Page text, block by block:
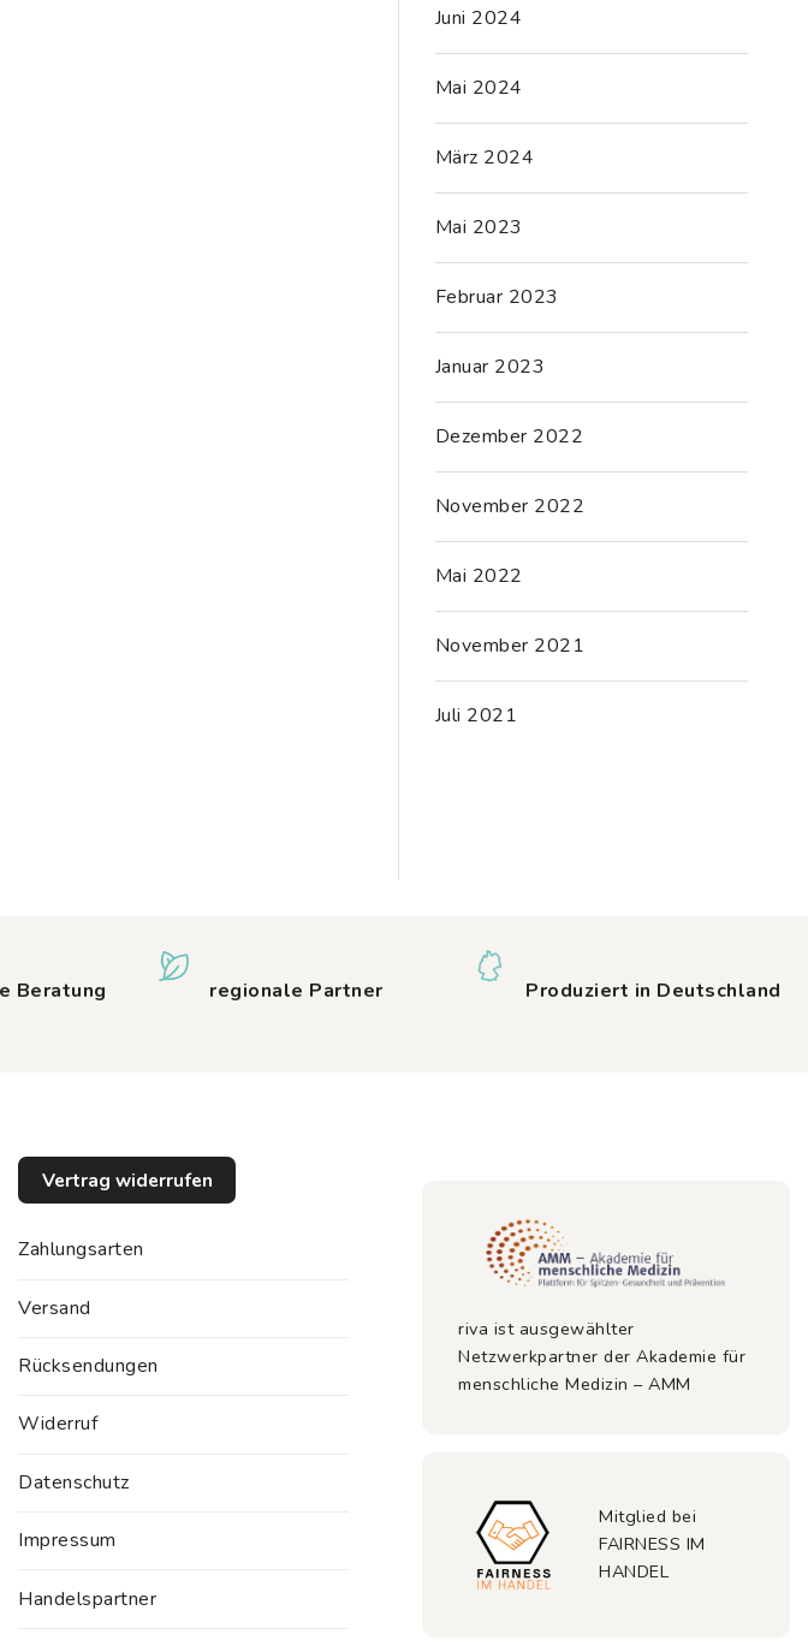
Juni 2024
Mai 2024
März 2024
Mai 2023
Februar 2023
Januar 2023
Dezember 2022
November 2022
Mai 2022
November 2021
Juli 2021
Beratung regionale Partner Produziert in Deutschland
Vertrag widerrufen
Zahlungsarten
Versand
Rücksendungen
Widerruf
Datenschutz
Impressum
Handelspartner
riva ist ausgewählter
Netzwerkpartner der Akademie für
menschliche Medizin – AMM
Mitglied bei
FAIRNESS IM
HANDEL